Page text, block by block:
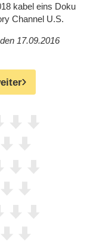
kabel eins Doku
Channel U.S.
17.09.2016